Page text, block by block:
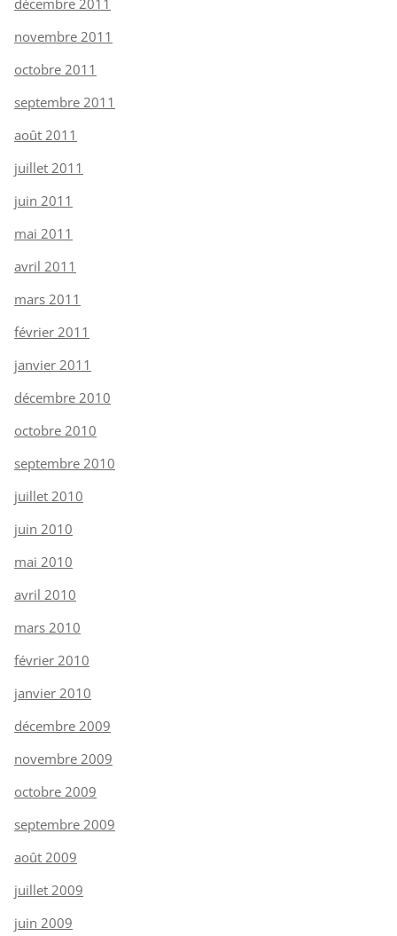
novembre 2011
octobre 2011
septembre 2011
août 2011
juillet 2011
juin 2011
mai 2011
avril 2011
mars 2011
février 2011
janvier 2011
décembre 2010
octobre 2010
septembre 2010
juillet 2010
juin 2010
mai 2010
avril 2010
mars 2010
février 2010
janvier 2010
décembre 2009
novembre 2009
octobre 2009
septembre 2009
août 2009
juillet 2009
juin 2009